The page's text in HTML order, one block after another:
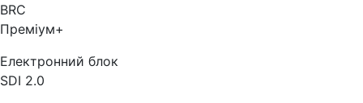
BRC
Преміум+
Електронний блок
SDI 2.0